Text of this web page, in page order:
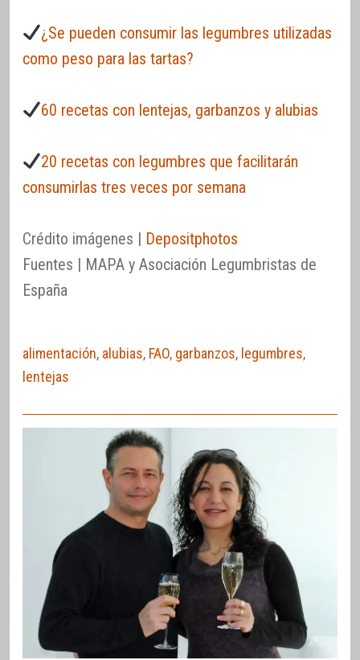
¿Se pueden consumir las legumbres utilizadas
como peso para las tartas?
60 recetas con lentejas, garbanzos y alubias
20 recetas con legumbres que facilitarán
consumirlas tres veces por semana
Crédito imágenes | Depositphotos
Fuentes | MAPA y Asociación Legumbristas de
España
alimentación, alubias, FAO, garbanzos, legumbres,
lentejas